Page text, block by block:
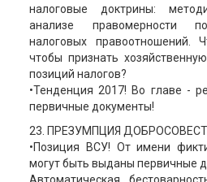
налоговые доктрины:
анализе правомерности
налоговых правоотношений.
чтобы признать
позиций налогов?
•Тенденция 2017! Во главе -
первичные документы!
23. ПРЕЗУМПЦИЯ
•Позиция ВСУ! От имени
могут быть выданы первичные